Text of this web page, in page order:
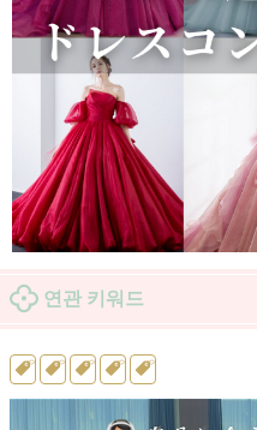
연관 키워드